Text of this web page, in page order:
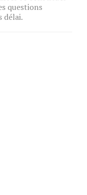
questions
délai.